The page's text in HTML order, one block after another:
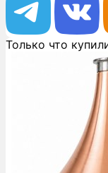
Только что